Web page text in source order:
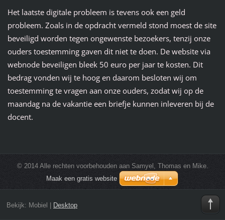
Het laatste digitale probleem is tevens ook een geld
probleem. Zoals in de opdracht vermeld stond moest de site
beveiligd worden tegen ongewenste bezoekers, tenzij onze
ouders toestemming gaven dit niet te doen. De website via
webnode beveiligen bleek 50 euro per jaar te kosten. Dit
bedrag vonden wij te hoog en daarom besloten wij om
toestemming te vragen aan onze ouders, zodat wij op de
maandag na de vakantie een briefje kunnen inleveren bij de
docent.
© 2014 Alle rechten voorbehouden aan Samyel, Thomas en Mike.
Maak een gratis website
Bekijk: Mobiel Desktop